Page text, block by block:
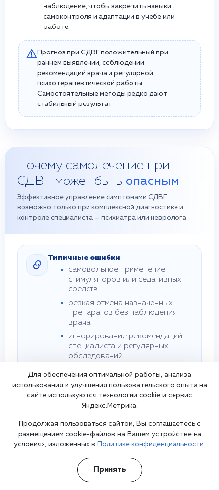
наблюдение, чтобы закрепить навыки
самоконтроля и адаптации в учебе или
работе.
Прогноз при СДВГ положительный при
раннем выявлении, соблюдении
рекомендаций врача и регулярной
психотерапевтической работы.
Самостоятельные методы редко дают
стабильный результат.
Почему самолечение при
СДВГ может быть опасным
Эффективное управление симптомами СДВГ
возможно только при комплексной диагностике и
контроле специалиста — психиатра или невролога.
Типичные ошибки
самовольное применение
стимуляторов или седативных
средств
резкая отмена назначенных
препаратов без наблюдения
врача
игнорирование рекомендаций
специалиста и регулярных
обследований
попытка «самоорганизации» без
профессиональных методик
Преимущества обращения к
точная диагностика и исключение других
психических и неврологических нарушений
индивидуальный план терапии с учетом
возраста, образа жизни и выраженности
контроль побочных эффектов и
Для обеспечения оптимальной работы, анализа
использования и улучшения пользовательского опыта на
сайте используются технологии cookie и сервис
Яндекс.Метрика.
Продолжая пользоваться сайтом, Вы соглашаетесь с
размещением cookie-файлов на Вашем устройстве на
условиях, изложенных в
Политике конфиденциальности.
Принять